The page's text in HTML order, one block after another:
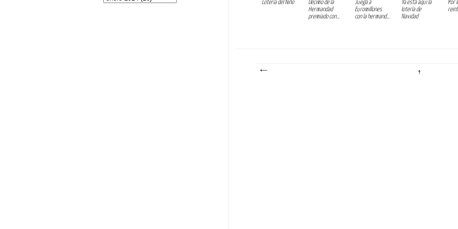
Lotería del Niño
Décimo de la
Hermandad
premiado con...
Juega a
Euromillones
con la hermand...
Ya está aquí la
lotería de
Navidad
Por